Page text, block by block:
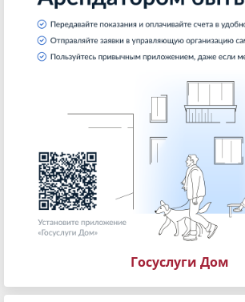
Госуслуги Дом